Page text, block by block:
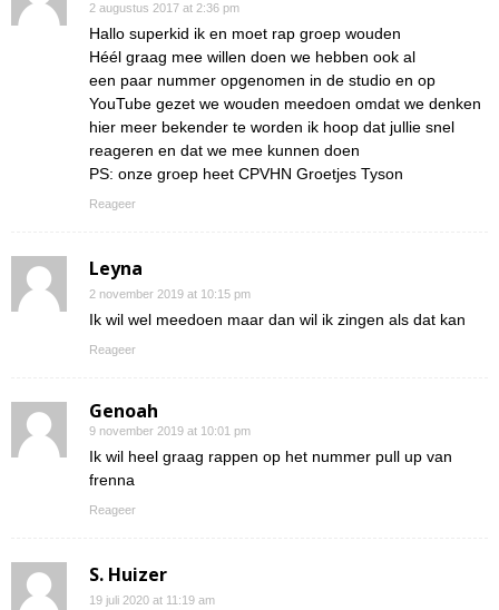
2 augustus 2017 at 2:36 pm
Hallo superkid ik en moet rap groep wouden
Héél graag mee willen doen we hebben ook al
een paar nummer opgenomen in de studio en op
YouTube gezet we wouden meedoen omdat we denken
hier meer bekender te worden ik hoop dat jullie snel
reageren en dat we mee kunnen doen
PS: onze groep heet CPVHN Groetjes Tyson
Reageer
Leyna
2 november 2019 at 10:15 pm
Ik wil wel meedoen maar dan wil ik zingen als dat kan
Reageer
Genoah
9 november 2019 at 10:01 pm
Ik wil heel graag rappen op het nummer pull up van
frenna
Reageer
S. Huizer
19 juli 2020 at 11:19 am